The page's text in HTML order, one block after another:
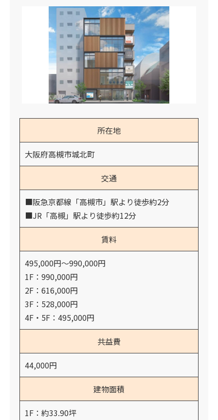
所在地
大阪府高槻市城北町
交通
■阪急京都線「高槻市」駅より徒歩約2分
■JR「高槻」駅より徒歩約12分
賃料
495,000円～990,000円
1F：990,000円
2F：616,000円
3F：528,000円
4F・5F：495,000円
共益費
44,000円
建物面積
1F：約33.90坪